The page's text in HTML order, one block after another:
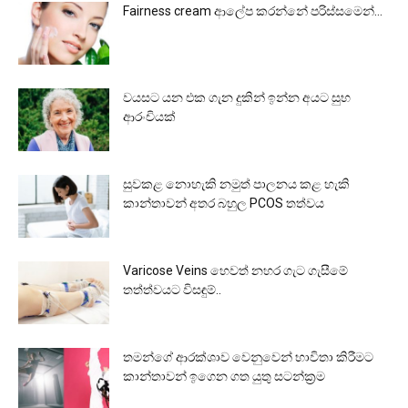
Fairness cream ආලේප කරන්නේ පරිස්සමෙන්…
වයසට යන එක ගැන දුකින් ඉන්න අයට සුභ
ආරංචියක්
සුවකළ නොහැකි නමුත් පාලනය කළ හැකි
කාන්තාවන් අතර බහුල PCOS තත්වය
Varicose Veins හෙවත් නහර ගැට ගැසීමේ
තත්ත්වයට විසඳුම්..
තමන්ගේ ආරක්ශාව වෙනුවෙන් භාවිතා කිරීමට
කාන්තාවන් ඉගෙන ගත යුතු සටන්ක්‍රම